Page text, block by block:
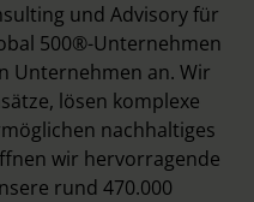
und Advisory für
500®-Unternehmen
Unternehmen an. Wir
lösen komplexe
nachhaltiges
wir hervorragende
rund 470.000